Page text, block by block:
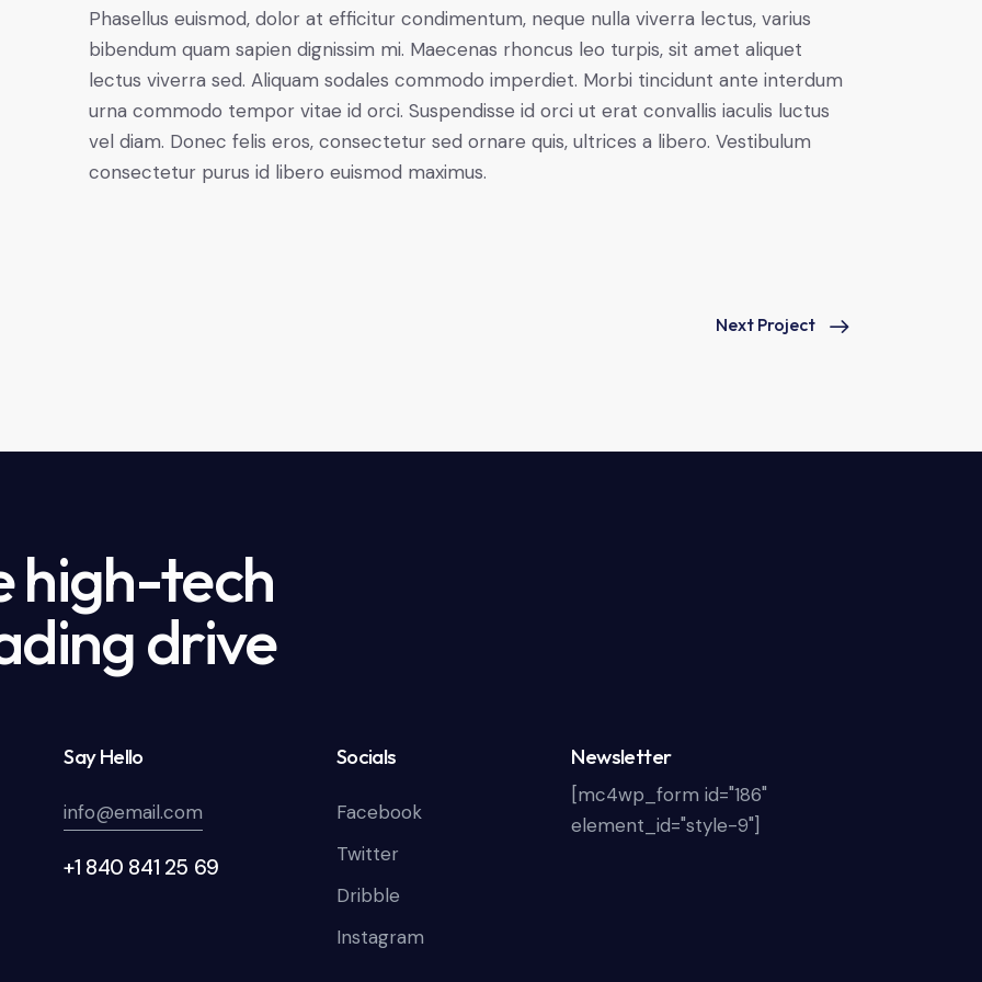
Phasellus euismod, dolor at efficitur condimentum, neque nulla viverra lectus, varius
bibendum quam sapien dignissim mi. Maecenas rhoncus leo turpis, sit amet aliquet
lectus viverra sed. Aliquam sodales commodo imperdiet. Morbi tincidunt ante interdum
urna commodo tempor vitae id orci. Suspendisse id orci ut erat convallis iaculis luctus
vel diam. Donec felis eros, consectetur sed ornare quis, ultrices a libero. Vestibulum
consectetur purus id libero euismod maximus.
Next Project
high-tech
drive
Say Hello
info@email.com
+1 840 841 25 69
Socials
Facebook
Twitter
Dribble
Instagram
Newsletter
[mc4wp_form id="186"
element_id="style-9"]